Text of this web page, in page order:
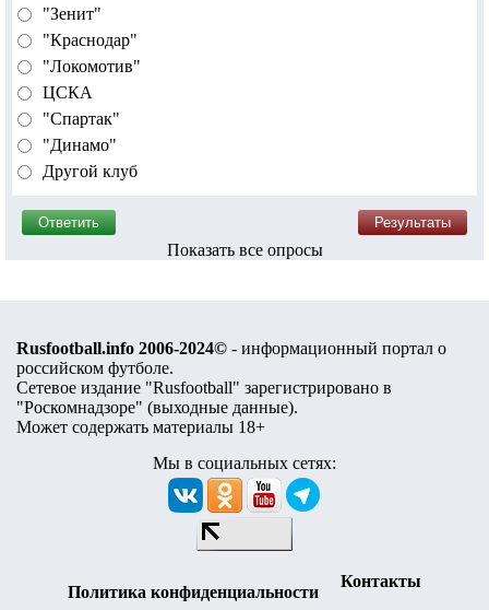
"Зенит"
"Краснодар"
"Локомотив"
ЦСКА
"Спартак"
"Динамо"
Другой клуб
Показать все опросы
Rusfootball.info 2006-2024© - информационный портал о
российском футболе.
Сетевое издание "Rusfootball" зарегистрировано в
"Роскомнадзоре" (выходные данные).
Может содержать материалы 18+
Мы в социальных сетях:
Политика конфиденциальности
Контакты